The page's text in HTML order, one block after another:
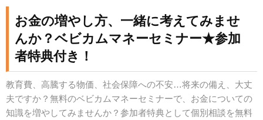
お金の増やし方、一緒に考えてみませ
んか？ベビカムマネーセミナー★参加
者特典付き！
教育費、高騰する物価、社会保障への不安…将来の備え、大丈
夫ですか？無料のベビカムマネーセミナーで、お金についての
知識を増やしてみませんか？参加者特典として個別相談を無料